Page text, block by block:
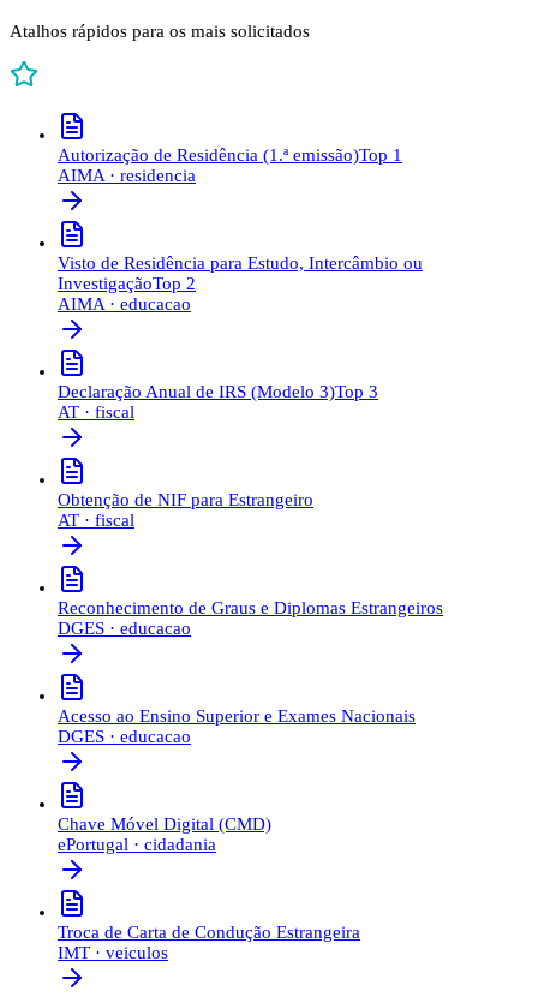
Atalhos rápidos para os mais solicitados
Autorização de Residência (1.ª emissão)Top 1
AIMA · residencia
Visto de Residência para Estudo, Intercâmbio ou
InvestigaçãoTop 2
AIMA · educacao
Declaração Anual de IRS (Modelo 3)Top 3
AT · fiscal
Obtenção de NIF para Estrangeiro
AT · fiscal
Reconhecimento de Graus e Diplomas Estrangeiros
DGES · educacao
Acesso ao Ensino Superior e Exames Nacionais
DGES · educacao
Chave Móvel Digital (CMD)
ePortugal · cidadania
Troca de Carta de Condução Estrangeira
IMT · veiculos